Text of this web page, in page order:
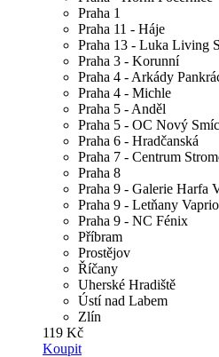
Praha 1
Praha 11 - Háje
Praha 13 - Luka Living
Praha 3 - Korunní
Praha 4 - Arkády
Praha 4 - Michle
Praha 5 - Anděl
Praha 5 - OC Nový
Praha 6 - Hradčanská
Praha 7 - Centrum
Praha 8
Praha 9 - Galerie Harfa
Praha 9 - Letňany
Praha 9 - NC Fénix
Příbram
Prostějov
Říčany
Uherské Hradiště
Ústí nad Labem
Zlín
119 Kč
Koupit